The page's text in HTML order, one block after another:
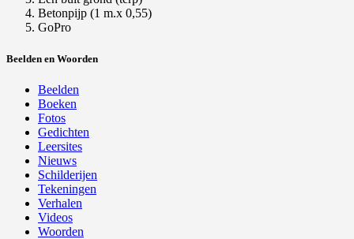
Betonpijp (1 m.x 0,55)
GoPro
Beelden en Woorden
Beelden
Boeken
Fotos
Gedichten
Leersites
Nieuws
Schilderijen
Tekeningen
Verhalen
Videos
Woorden